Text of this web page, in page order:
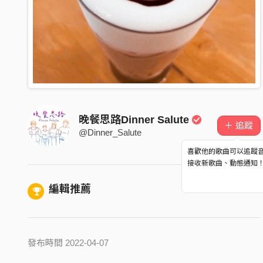
晚餐思路Dinner Salute
@Dinner_Salute
＋ 追蹤
喜歡他的歌曲可以追蹤
接收新歌曲、動態通知
編輯推薦
發布時間 2022-04-07